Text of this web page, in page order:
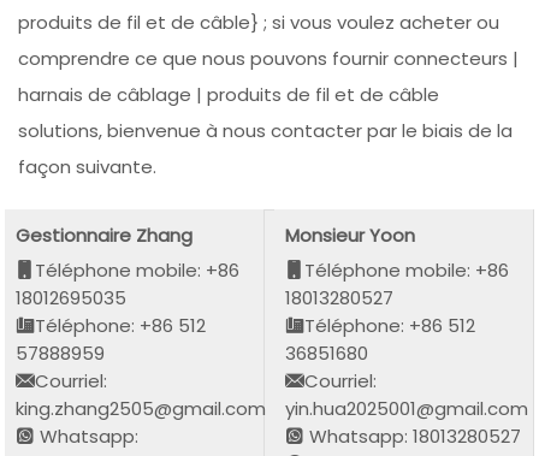
produits de fil et de câble} ; si vous voulez acheter ou
comprendre ce que nous pouvons fournir connecteurs |
harnais de câblage | produits de fil et de câble
solutions, bienvenue à nous contacter par le biais de la
façon suivante.
Gestionnaire Zhang
Téléphone mobile: +86
18012695035
Téléphone: +86 512
57888959
Courriel:
king.zhang2505@gmail.com
Whatsapp:
Monsieur Yoon
Téléphone mobile: +86
18013280527
Téléphone: +86 512
36851680
Courriel:
yin.hua2025001@gmail.com
Whatsapp: 18013280527